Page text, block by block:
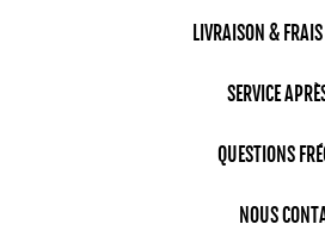
gobelets mariage
personnalisation qui seront
préférable de ne pas danser
Les lunettes de soleil sont des
LIVRAISON &
SERVICE
QUESTIONS
NOUS